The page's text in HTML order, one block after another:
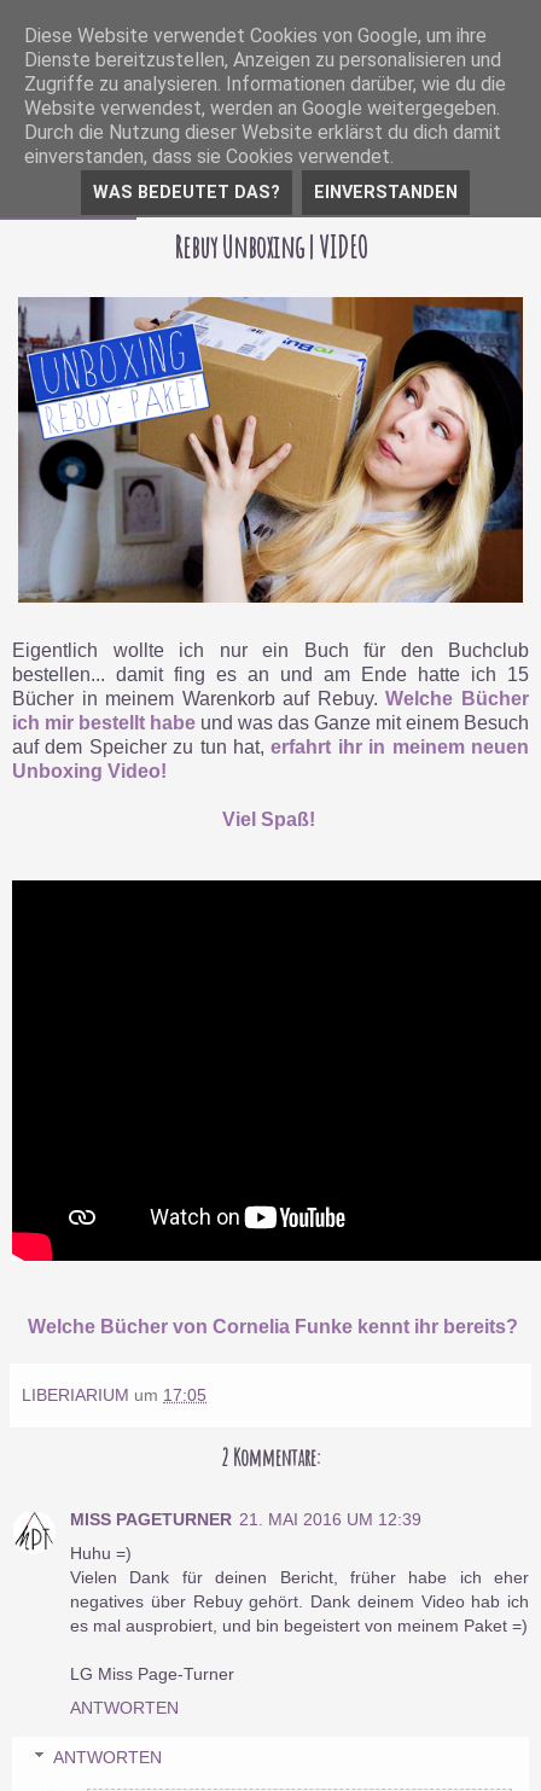
Rebuy Unboxing | VIDEO
Eigentlich wollte ich nur ein Buch für den Buchclub
bestellen... damit fing es an und am Ende hatte ich 15
Bücher in meinem Warenkorb auf Rebuy.Welche Bücher
ich mir bestellt habe und was das Ganze mit einem Besuch
auf dem Speicher zu tun hat,erfahrt ihr in meinem neuen
Unboxing Video!
Viel Spaß!
Welche Bücher von Cornelia Funke kennt ihr bereits?
LIBERIARIUM um 17:05
2 Kommentare:
MISS PAGETURNER 21. MAI 2016 UM 12:39
Huhu =)
Vielen Dank für deinen Bericht, früher habe ich eher
negatives über Rebuy gehört. Dank deinem Video hab ich
es mal ausprobiert, und bin begeistert von meinem Paket =)
LG Miss Page-Turner
ANTWORTEN
ANTWORTEN
Diese Website verwendet Cookies von Google, um ihre
Dienste bereitzustellen, Anzeigen zu personalisieren und
Zugriffe zu analysieren. Informationen darüber, wie du die
Website verwendest, werden an Google weitergegeben.
Durch die Nutzung dieser Website erklärst du dich damit
einverstanden, dass sie Cookies verwendet.
WAS BEDEUTET DAS? EINVERSTANDEN